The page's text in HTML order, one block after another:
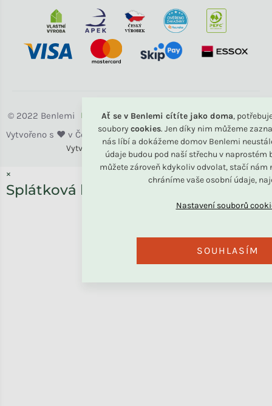
Ať se v Benlemi cítíte jako doma,
soubory cookies. Jen díky nim můžeme
nás líbí a dokážeme domov Benlemi
údaje budou pod naší střechu v naprostém
můžete zároveň kdykoliv odvolat, stačí nám
chráníme vaše osobní údaje,
SOUHLASÍM
Vytvořili Benlemi & Shoptet
Benlemi
×
Splátková kalkulačka ESSOX